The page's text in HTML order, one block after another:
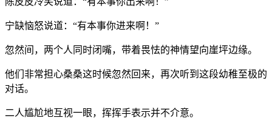
宁缺恼怒说道：“有本事你进来啊！”
忽然间，两个人同时闭嘴，带着畏怯的神情望向崖坪边缘。
他们非常担心桑桑这时候忽然回来，再次听到这段幼稚至极的
对话。
二人尴尬地互视一眼，挥挥手表示并不介意。